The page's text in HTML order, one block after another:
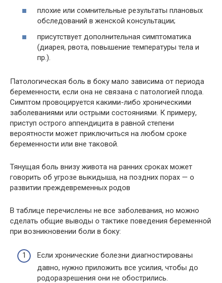
плохие или сомнительные результаты плановых
обследований в женской консультации;
присутствует дополнительная симптоматика
(диарея, рвота, повышение температуры тела и
пр.).
Патологическая боль в боку мало зависима от периода
беременности, если она не связана с патологией плода.
Симптом провоцируется какими-либо хроническими
заболеваниями или острыми состояниями. К примеру,
приступ острого аппендицита в равной степени
вероятности может приключиться на любом сроке
беременности или вне таковой.
Тянущая боль внизу живота на ранних сроках может
говорить об угрозе выкидыша, на поздних порах — о
развитии преждевременных родов
В таблице перечислены не все заболевания, но можно
сделать общие выводы о тактике поведения беременной
при возникновении боли в боку:
Если хронические болезни диагностированы
давно, нужно приложить все усилия, чтобы до
родоразрешения они не обострились.